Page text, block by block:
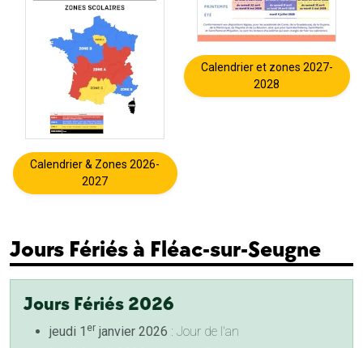
Calendrier & Zones 2026-
2027
Calendrier et zones 2027-
2028
Jours Fériés à Fléac-sur-Seugne
Jours Fériés 2026
jeudi 1 er janvier 2026 : Jour de l'an